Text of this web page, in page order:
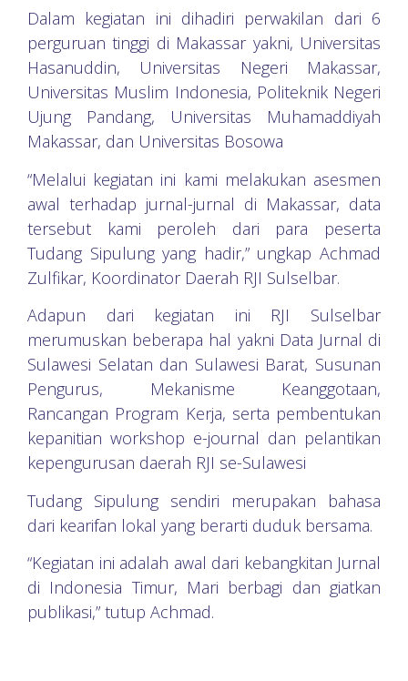
Dalam kegiatan ini dihadiri perwakilan dari 6
perguruan tinggi di Makassar yakni, Universitas
Hasanuddin, Universitas Negeri Makassar,
Universitas Muslim Indonesia, Politeknik Negeri
Ujung Pandang, Universitas Muhamaddiyah
Makassar, dan Universitas Bosowa
“Melalui kegiatan ini kami melakukan asesmen
awal terhadap jurnal-jurnal di Makassar, data
tersebut kami peroleh dari para peserta
Tudang Sipulung yang hadir,” ungkap Achmad
Zulfikar, Koordinator Daerah RJI Sulselbar.
Adapun dari kegiatan ini RJI Sulselbar
merumuskan beberapa hal yakni Data Jurnal di
Sulawesi Selatan dan Sulawesi Barat, Susunan
Pengurus, Mekanisme Keanggotaan,
Rancangan Program Kerja, serta pembentukan
kepanitian workshop e-journal dan pelantikan
kepengurusan daerah RJI se-Sulawesi
Tudang Sipulung sendiri merupakan bahasa
dari kearifan lokal yang berarti duduk bersama.
“Kegiatan ini adalah awal dari kebangkitan Jurnal
di Indonesia Timur, Mari berbagi dan giatkan
publikasi,” tutup Achmad.